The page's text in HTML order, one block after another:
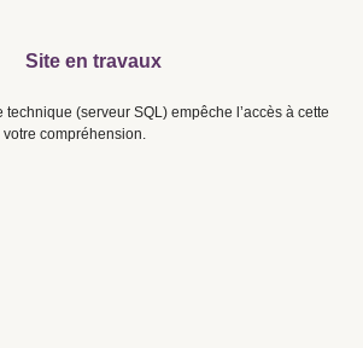
Site en travaux
(serveur SQL) empêche l’accès à cette
compréhension.